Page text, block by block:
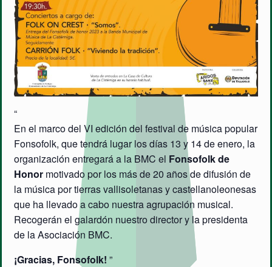
En el marco del VI edición del festival de música popular
Fonsofolk, que tendrá lugar los días 13 y 14 de enero, la
organización entregará a la BMC el Fonsofolk de
Honor motivado por los más de 20 años de difusión de
la música por tierras vallisoletanas y castellanoleonesas
que ha llevado a cabo nuestra agrupación musical.
Recogerán el galardón nuestro director y la presidenta
de la Asociación BMC.
¡Gracias, Fonsofolk!